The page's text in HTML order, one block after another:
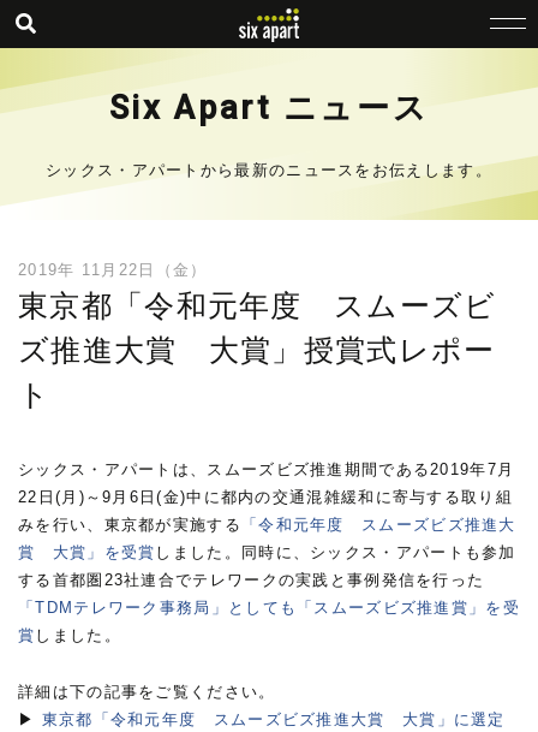
Six Apart ニュース
シックス・アパートから最新のニュースをお伝えします。
2019年 11月22日（金）
東京都「令和元年度 スムーズビ
ズ推進大賞 大賞」授賞式レポー
ト
シックス・アパートは、スムーズビズ推進期間である2019年7月
22日(月)～9月6日(金)中に都内の交通混雑緩和に寄与する取り組
みを行い、東京都が実施する 「令和元年度 スムーズビズ推進大
賞 大賞」を受賞 しました。同時に、シックス・アパートも参加
する首都圏23社連合でテレワークの実践と事例発信を行った
「TDMテレワーク事務局」としても「スムーズビズ推進賞」を受
賞 しました。
詳細は下の記事をご覧ください。
▶ 東京都「令和元年度 スムーズビズ推進大賞 大賞」に選定